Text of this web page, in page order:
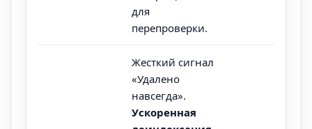
для
перепроверки.
Жесткий сигнал
«Удалено
навсегда».
Ускоренная